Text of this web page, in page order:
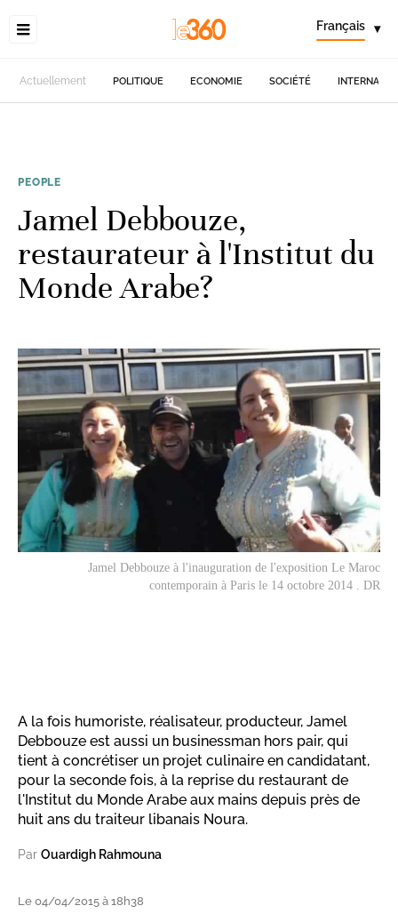
Français ▾
Actuellement POLITIQUE ECONOMIE SOCIÉTÉ
PEOPLE
Jamel Debbouze,
restaurateur à l'Institut du
Monde Arabe?
Jamel Debbouze à l'inauguration de l'exposition Le Maroc
contemporain à Paris le 14 octobre 2014 . DR
A la fois humoriste, réalisateur, producteur, Jamel
Debbouze est aussi un businessman hors pair, qui
tient à concrétiser un projet culinaire en candidatant,
pour la seconde fois, à la reprise du restaurant de
l'Institut du Monde Arabe aux mains depuis près de
huit ans du traiteur libanais Noura.
Par Ouardigh Rahmouna
Le 04/04/2015 à 18h38